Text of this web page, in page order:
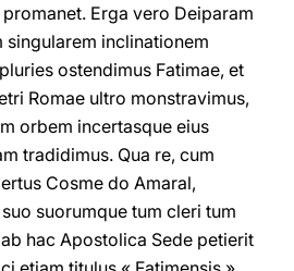
Erga vero Deiparam
singularem inclinationem
ostendimus Fatimae, et
Romae ultro monstravimus,
orbem incertasque eius
tradidimus. Qua re, cum
Cosme do Amaral,
suorumque tum cleri tum
hac Apostolica Sede petierit